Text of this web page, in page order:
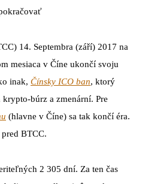
14. Septembra (září) 2017 na
mesiaca v Číne ukončí svoju
inak, Čínsky ICO ban, ktorý
búrz a zmenární. Pre
(hlavne v Číne) sa tak končí éra.
BTCC.
2 305 dní. Za ten čas